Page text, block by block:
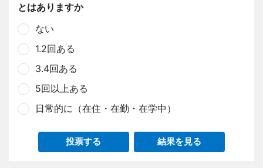
とはありますか
ない
1.2回ある
3.4回ある
5回以上ある
日常的に（在住・在勤・在学中）
投票する 結果を見る